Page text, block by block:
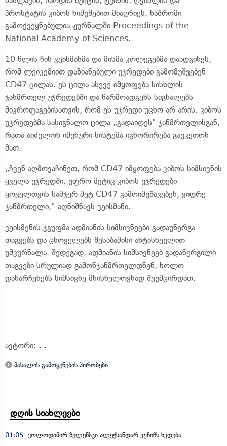
პროსტატის კიბოს ნიმუშებით მიაღწიეს. ნაშრომი
გამოქვეყნებულია ჟურნალში Proceedings of the
National Academy of Sciences.
10 წლის წინ ვეისმანმა და მისმა კოლეგებმა დაადგინეს,
რომ ლეიკემიით დაზიანებული უჯრედები გამომუშვებენ
CD47 ცილას. ეს ცილა ასევე იმყოფება სისხლის
ჯანმრთელ უჯრედებში და წარმოადგენს სიგნალებს
მიკროფაგებისათვის, რომ ეს უჯრედი უცხო არ არის. კიბოს
უჯრედებმა სასიგნალო ცილა „გადაიღეს" ჯანმრთელისგან,
რათა აიძულონ იმუნური სისტემა იგნორირება გაუკეთონ
მათ.
„ჩვენ აღმოვაჩინეთ, რომ CD47 იმყოფება კიბოს სიმსივნის
ყველა უჯრედში. უფრო მეტიც კიბოს უჯრედები
ყოველთვის სამჯერ მეტ CD47 გამოიმუშავებენ, ვიდრე
ჯანმრთელი,"-აღნიშნავს ვეისმანი.
ვეისმენის ჯგუფმა ადმიანის სიმსივნეები გადაუნერგა
თაგვებს და ცხოველებს შესაბამისი ანტისხეულით
უმკურნალა. შედეგად, ადმიანის სიმსივნეებ გადანერგილი
თაგვები სრულიად გამონჯანმრთელდნენ, ხოლო
დანარჩენებს სიმსივნე მნისნელოვნად შეუმცირდათ.
ავტორი: . .
მასალის გამოყენების პირობები
დღის სიახლეები
01:05 ვოლოდიმირ ზელენსკი ალექსანდარ ვუჩიჩს ხვდება